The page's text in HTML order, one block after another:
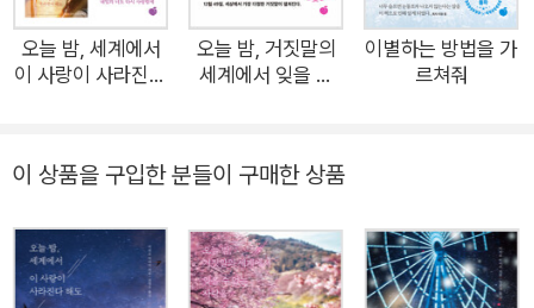
를 쓴 이례적인 기록을 남긴 소설이기도 하다. 한 편의 청춘 영화
를 보는 듯 장면 장면이 생생히 그려져 수많은 영화 제작사에서
판권 문의가 쇄도했던 이 책은 결국 <나는 내일, 어제의 너와 만
오르는 신예’ 후쿠모토 리코 주연의 영화로 제작되어 7월 29일
갑자기 사라져버린 지 1년 후의 시점에서 시작되는 이번 책은 전
작에서 반전의 핵심 키를 쥐고 있던 와타야 이즈미를 주인공으로
오늘 밤, 세계에서
이 사랑이 사라진다
오늘 밤, 거짓말의
세계에서 잊을 수
이별하는 방법을 가
르쳐줘
이 상품을 구입한 분들이 구매한 상품